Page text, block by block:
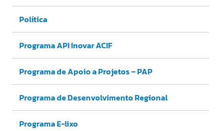
Política
Programa API Inovar ACIF
Programa de Apoio a Projetos – PAP
Programa de Desenvolvimento Regional
Programa E-lixo